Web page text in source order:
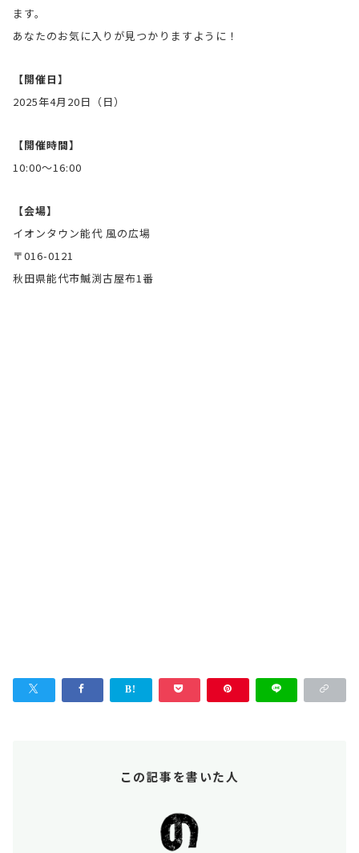
ます。
あなたのお気に入りが見つかりますように！
【開催日】
2025年4月20日（日）
【開催時間】
10:00～16:00
【会場】
イオンタウン能代 風の広場
〒016-0121
秋田県能代市鰄渕古屋布1番
この記事を書いた人